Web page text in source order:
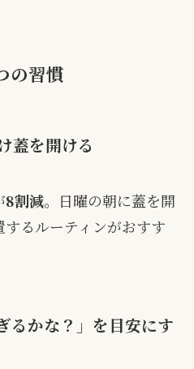
の習慣
蓋を開ける
8割減。日曜の朝に蓋を開
るルーティンがおすす
るかな？」を目安にす